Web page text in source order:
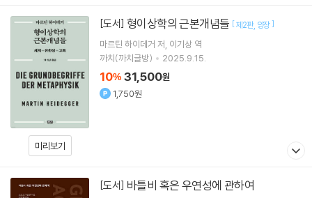
미리보기
[도서] 형이상학의 근본개념들 [제2판 양장]
마르틴 하이데거 저 이기상 역
까치(까치글방)
2025.9.15.
10% 31,500원
1,750원
[도서] 바틀비 혹은 우연성에 관하여